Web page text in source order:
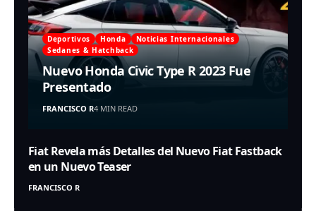
Deportivos Honda
Noticias Internacionales
Sedanes & Hatchback
Nuevo Honda Civic Type R 2023 Fue
Presentado
FRANCISCO R4 MIN READ
Fiat Revela más Detalles del Nuevo Fiat Fastback
en un Nuevo Teaser
FRANCISCO R